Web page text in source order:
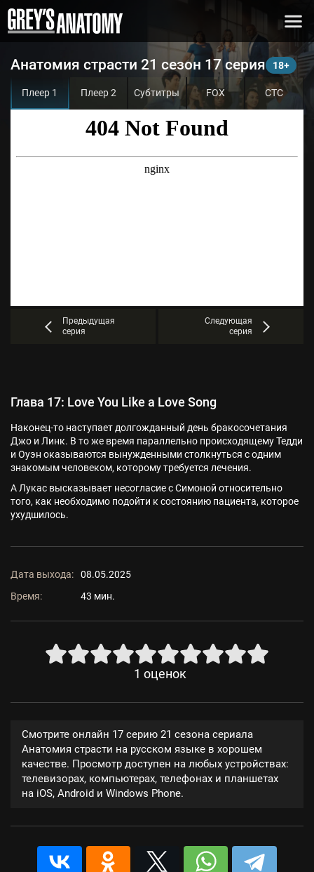
Анатомия страсти 21 сезон 17 серия
Плеер 1 Плеер 2 Субтитры FOX СТС
Предыдущая
серия
Следующая
серия
Глава 17: Love You Like a Love Song
Наконец-то наступает долгожданный день бракосочетания
Джо и Линк. В то же время параллельно происходящему Тедди
и Оуэн оказываются вынужденными столкнуться с одним
знакомым человеком, которому требуется лечения.
А Лукас высказывает несогласие с Симоной относительно
того, как необходимо подойти к состоянию пациента, которое
ухудшилось.
Дата выхода:
08.05.2025
Время:
43 мин.
1 оценок
Смотрите онлайн 17 серию 21 сезона сериала
Анатомия страсти на русском языке в хорошем
качестве. Просмотр доступен на любых устройствах:
телевизорах, компьютерах, телефонах и планшетах
на iOS, Android и Windows Phone.